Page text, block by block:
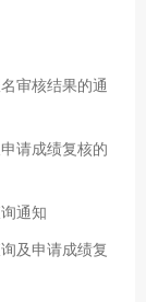
审核结果的通
请成绩复核的
通知
及申请成绩复